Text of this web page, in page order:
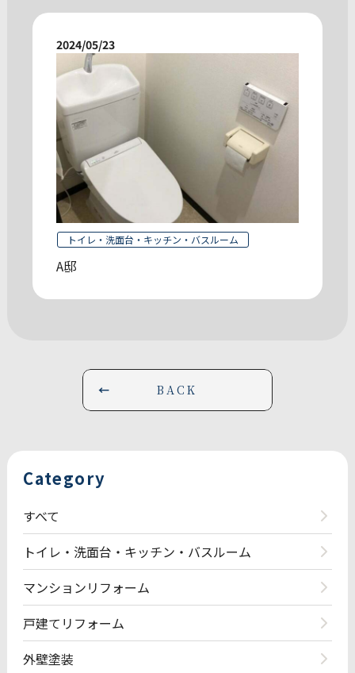
2024/05/23
トイレ・洗面台・キッチン・バスルーム
A邸
BACK
Category
すべて
トイレ・洗面台・キッチン・バスルーム
マンションリフォーム
戸建てリフォーム
外壁塗装